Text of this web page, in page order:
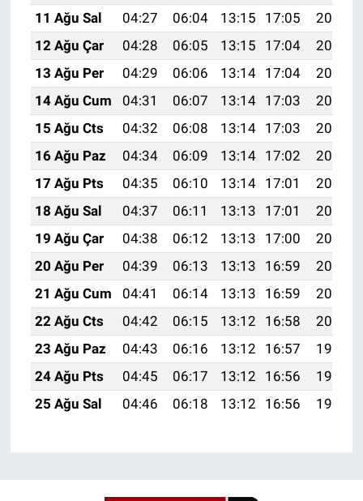
11 Ağu Sal
04:27 06:04 13:15 17:05
20:15
12 Ağu Çar
04:28 06:05 13:15 17:04
20:14
13 Ağu Per
04:29 06:06 13:14 17:04
20:13
14 Ağu Cum
04:31 06:07 13:14 17:03
20:11
15 Ağu Cts
04:32 06:08 13:14 17:03
20:10
16 Ağu Paz
04:34 06:09 13:14 17:02
20:09
17 Ağu Pts
04:35 06:10 13:14 17:01
20:07
18 Ağu Sal
04:37 06:11 13:13 17:01
20:06
19 Ağu Çar
04:38 06:12 13:13 17:00
20:04
20 Ağu Per
04:39 06:13 13:13 16:59
20:03
21 Ağu Cum
04:41 06:14 13:13 16:59
20:02
22 Ağu Cts
04:42 06:15 13:12 16:58
20:00
23 Ağu Paz
04:43 06:16 13:12 16:57
19:59
24 Ağu Pts
04:45 06:17 13:12 16:56
19:57
25 Ağu Sal
04:46 06:18 13:12 16:56 19:56
Popüler
Programlar
Sağlık
Spor
Teknoloji
Türkiye'nin Geleceği
Türkiye'nin Gündemi
Yerel Gündem
Yerel Yaşam
Canlı Yayın